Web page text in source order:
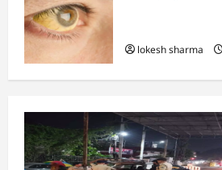
lokesh sharma